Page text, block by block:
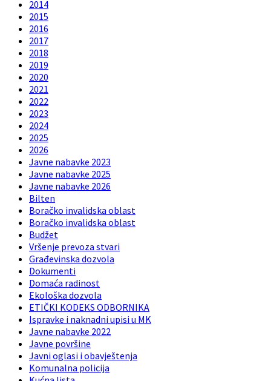
2014
2015
2016
2017
2018
2019
2020
2021
2022
2023
2024
2025
2026
Javne nabavke 2023
Javne nabavke 2025
Javne nabavke 2026
Bilten
Boračko invalidska oblast
Boračko invalidska oblast
Budžet
Vršenje prevoza stvari
Građevinska dozvola
Dokumenti
Domaća radinost
Ekološka dozvola
ETIČKI KODEKS ODBORNIKA
Ispravke i naknadni upisi u MK
Javne nabavke 2022
Javne površine
Javni oglasi i obavještenja
Komunalna policija